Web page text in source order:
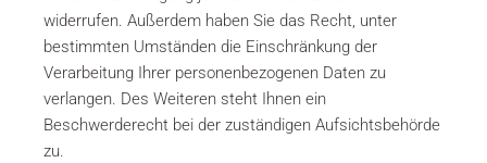
widerrufen. Außerdem haben Sie das Recht, unter
bestimmten Umständen die Einschränkung der
Verarbeitung Ihrer personenbezogenen Daten zu
verlangen. Des Weiteren steht Ihnen ein
Beschwerderecht bei der zuständigen Aufsichtsbehörde
zu.